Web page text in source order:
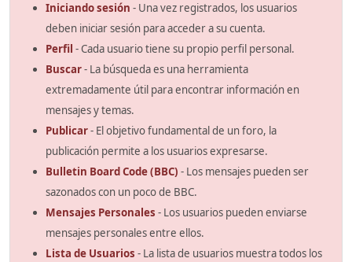
Iniciando sesión - Una vez registrados, los usuarios
deben iniciar sesión para acceder a su cuenta.
Perfil - Cada usuario tiene su propio perfil personal.
Buscar- La búsqueda es una herramienta
extremadamente útil para encontrar información en
mensajes y temas.
Publicar- El objetivo fundamental de un foro, la
publicación permite a los usuarios expresarse.
Bulletin Board Code (BBC) - Los mensajes pueden ser
sazonados con un poco de BBC.
Mensajes Personales - Los usuarios pueden enviarse
mensajes personales entre ellos.
Lista de Usuarios - La lista de usuarios muestra todos los